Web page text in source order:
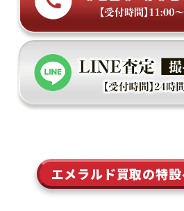
エメラルド買取の特